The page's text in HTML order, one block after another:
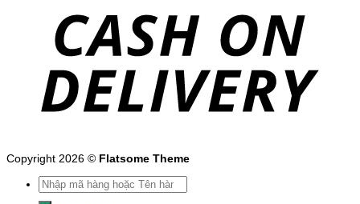
Copyright 2026 © Flatsome Theme
Tìm
kiếm: